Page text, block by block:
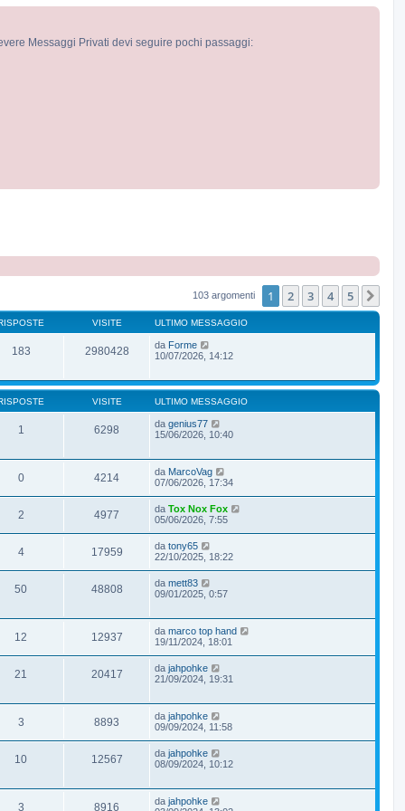
Messaggi Privati devi seguire pochi passaggi:
103 argomenti 1 2 3 4 5
VISITE ULTIMO MESSAGGIO
183 2980428 da Forme
10/07/2026, 14:12
VISITE ULTIMO MESSAGGIO
1 6298 da genius77
15/06/2026, 10:40
0 4214 da MarcoVag
07/06/2026, 17:34
2 4977 da Tox Nox Fox
05/06/2026, 7:55
4 17959 da tony65
22/10/2025, 18:22
50 48808 da mett83
09/01/2025, 0:57
12 12937 da marco top hand
19/11/2024, 18:01
21 20417 da jahpohke
21/09/2024, 19:31
3 8893 da jahpohke
09/09/2024, 11:58
10 12567 da jahpohke
08/09/2024, 10:12
3 8916 da jahpohke